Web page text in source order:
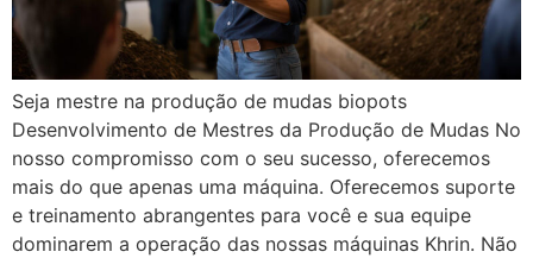
Seja mestre na produção de mudas biopots
Desenvolvimento de Mestres da Produção de Mudas No
nosso compromisso com o seu sucesso, oferecemos
mais do que apenas uma máquina. Oferecemos suporte
e treinamento abrangentes para você e sua equipe
dominarem a operação das nossas máquinas Khrin. Não